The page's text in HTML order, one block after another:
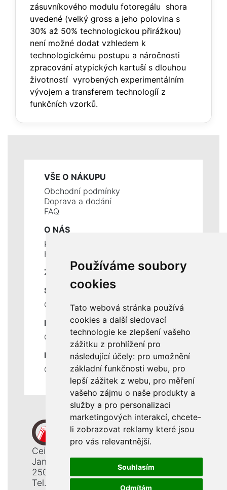
Používáme soubory
cookies
Tato webová stránka používá
cookies a další sledovací
technologie ke zlepšení vašeho
zážitku z prohlížení pro
následující účely: pro umožnění
základní funkčnosti webu, pro
lepší zážitek z webu, pro měření
vašeho zájmu o naše produkty a
služby a pro personalizaci
marketingových interakcí, chcete-
li zobrazovat reklamy které jsou
pro vás relevantnější.
Souhlasím
Odmítám
zásuvníkového modulu fotoregálu shora
uvedené (velký gross a jeho polovina s
30% až 50% technologickou přirážkou)
není možné dodat vzhledem k
technologickému postupu a náročnosti
zpracování atypických kartuší s dlouhou
životností vyrobených experimentálním
vývojem a transferem technologíí z
funkčních vzorků.
VŠE O NÁKUPU
Obchodní podmínky
Doprava a dodání
FAQ
O NÁS
Kontakty
Historie a současnost
ZÁKLADNÍ ÚDAJE
SLUŽBY
Ceník servisních prací
DŮLEŽITÉ INFORMACE
Ochrana osobních údajů
RYCHLÉ ODKAZY
Odstoupení od smlouvy
Ceiba, s. r. o.
Jana Opletala 1265
250 01 Brandýs n. L. - St. Boleslav
Tel.: +420 326 911 044